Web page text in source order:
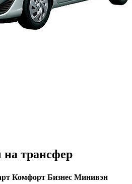
трансфер
Комфорт Бизнес Минивэн